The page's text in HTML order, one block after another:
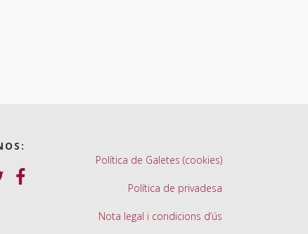
Política de Galetes (cookies)
Política de privadesa
Nota legal i condicions d’ús